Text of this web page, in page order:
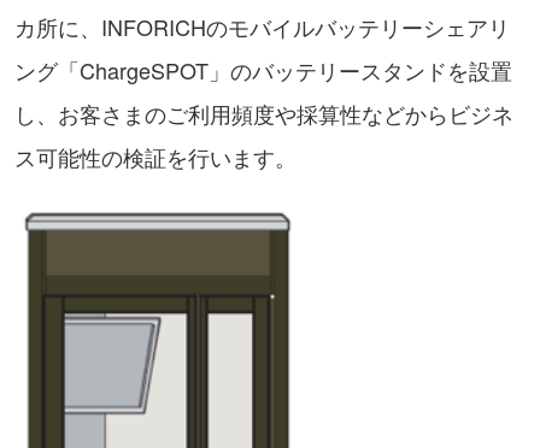
カ所に、INFORICHのモバイルバッテリーシェアリ
ング「ChargeSPOT」のバッテリースタンドを設置
し、お客さまのご利用頻度や採算性などからビジネ
ス可能性の検証を行います。